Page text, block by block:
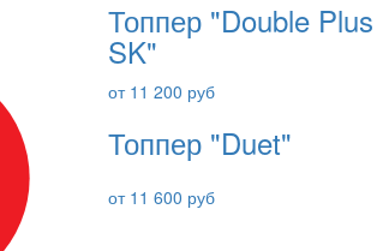
Топпер "Double Plus
SK"
от 11 200 руб
Топпер "Duet"
от 11 600 руб